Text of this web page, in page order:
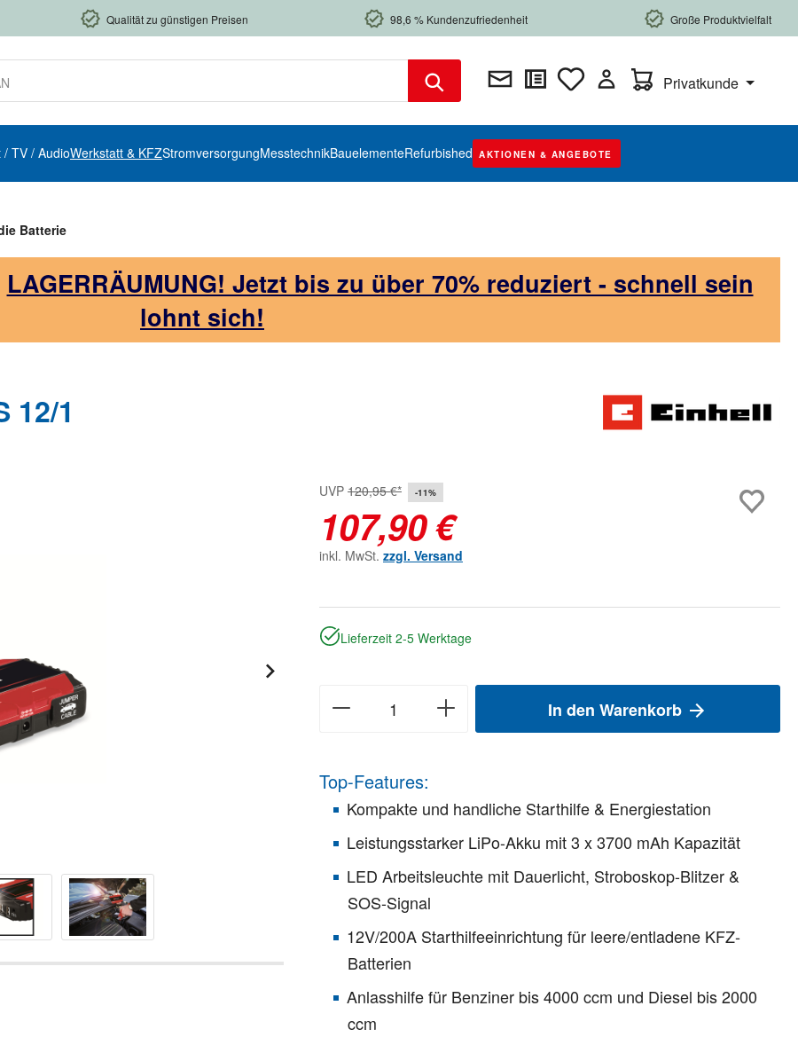
Qualität zu günstigen Preisen 98,6 % Kundenzufriedenheit Große Produktvielfalt
Warenkorb enthält 0
Privatkunde
/ TV / AudioWerkstatt & KFZStromversorgungMesstechnikBauelementeRefurbished AKTIONEN & ANGEBOTE
Batterie
LAGERRÄUMUNG! Jetzt bis zu über 70% reduziert - schnell sein
lohnt sich!
12/1
UVP 120,95 €* -11%
107,90 €
inkl. MwSt. zzgl. Versand
Lieferzeit 2-5 Werktage
In den Warenkorb
Top-Features:
Kompakte und handliche Starthilfe & Energiestation
Leistungsstarker LiPo-Akku mit 3 x 3700 mAh Kapazität
LED Arbeitsleuchte mit Dauerlicht, Stroboskop-Blitzer &
SOS-Signal
12V/200A Starthilfeeinrichtung für leere/entladene KFZ-
Batterien
Anlasshilfe für Benziner bis 4000 ccm und Diesel bis 2000
ccm